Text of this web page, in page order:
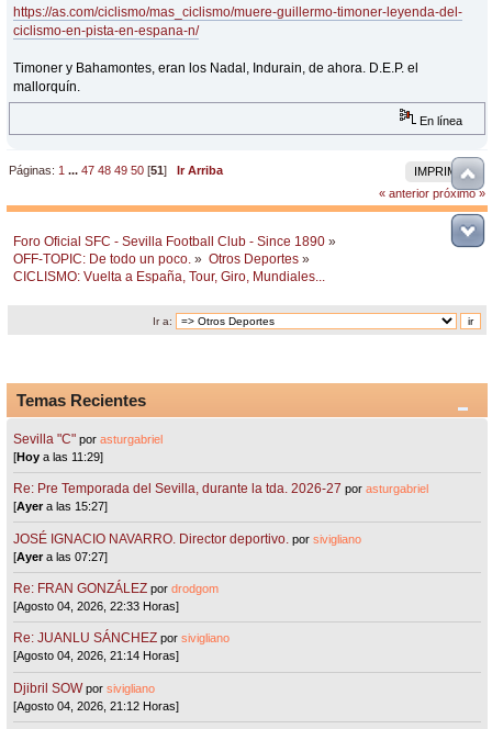
https://as.com/ciclismo/mas_ciclismo/muere-guillermo-timoner-leyenda-del-
ciclismo-en-pista-en-espana-n/
Timoner y Bahamontes, eran los Nadal, Indurain, de ahora. D.E.P. el
mallorquín.
En línea
IMPRIMIR
Páginas: 1 ...47 48 49 50 [51]Ir Arriba
« anterior próximo »
Foro Oficial SFC - Sevilla Football Club - Since 1890 »
OFF-TOPIC: De todo un poco. » Otros Deportes »
CICLISMO: Vuelta a España, Tour, Giro, Mundiales...
Ir a:
Temas Recientes
Sevilla "C"porasturgabriel
[Hoy a las 11:29]
Re: Pre Temporada del Sevilla, durante la tda. 2026-27 porasturgabriel
[Ayera las 15:27]
JOSÉ IGNACIO NAVARRO. Director deportivo. porsivigliano
[Ayera las 07:27]
Re: FRAN GONZÁLEZ pordrodgom
[Agosto 04, 2026, 22:33 Horas]
Re: JUANLU SÁNCHEZ porsivigliano
[Agosto 04, 2026, 21:14 Horas]
Djibril SOW porsivigliano
[Agosto 04, 2026, 21:12 Horas]